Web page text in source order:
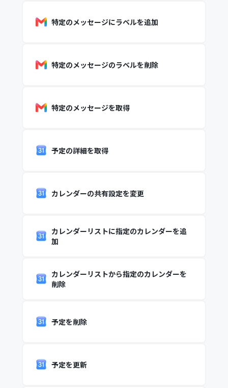
特定のメッセージにラベルを追加
特定のメッセージのラベルを削除
特定のメッセージを取得
予定の詳細を取得
カレンダーの共有設定を変更
カレンダーリストに指定のカレンダーを追
加
カレンダーリストから指定のカレンダーを
削除
予定を削除
予定を更新